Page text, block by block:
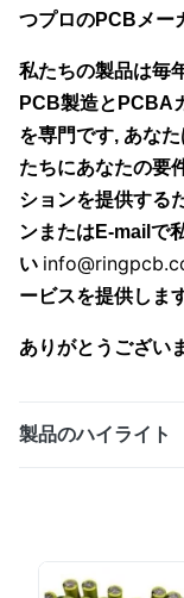
つプロのPCBメー
私たちの製品は毎
PCB製造とPCBA
を専門です, あな
たちにあなたの要
ションを提供する
ンまたはE-mailで
い
ービスを提供しま
ありがとうござい
製品のハイライト
PCB は 高速信号
高周波で動作し,